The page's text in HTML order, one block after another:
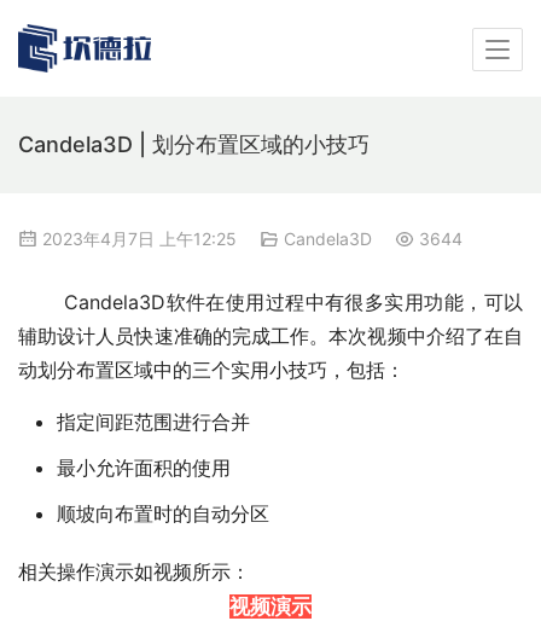
Candela3D | 划分布置区域的小技巧
2023年4月7日 上午12:25 Candela3D 3644
Candela3D软件在使用过程中有很多实用功能，可以
辅助设计人员快速准确的完成工作。本次视频中介绍了在自
动划分布置区域中的三个实用小技巧，包括：
指定间距范围进行合并
最小允许面积的使用
顺坡向布置时的自动分区
相关操作演示如视频所示：
视频演示